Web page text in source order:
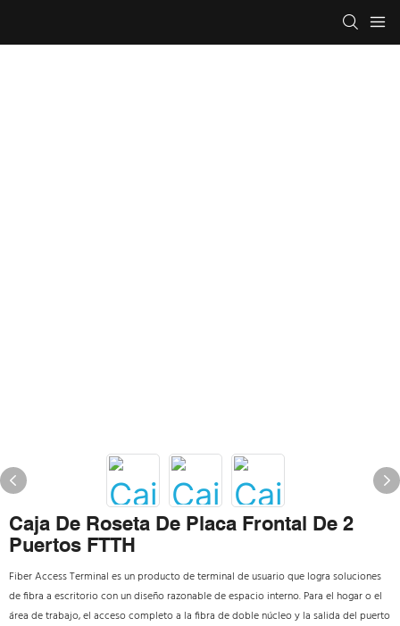
Caja De Roseta De Placa Frontal De 2
Puertos FTTH
Fiber Access Terminal es un producto de terminal de usuario que logra soluciones
de fibra a escritorio con un diseño razonable de espacio interno. Para el hogar o el
área de trabajo, el acceso completo a la fibra de doble núcleo y la salida del puerto